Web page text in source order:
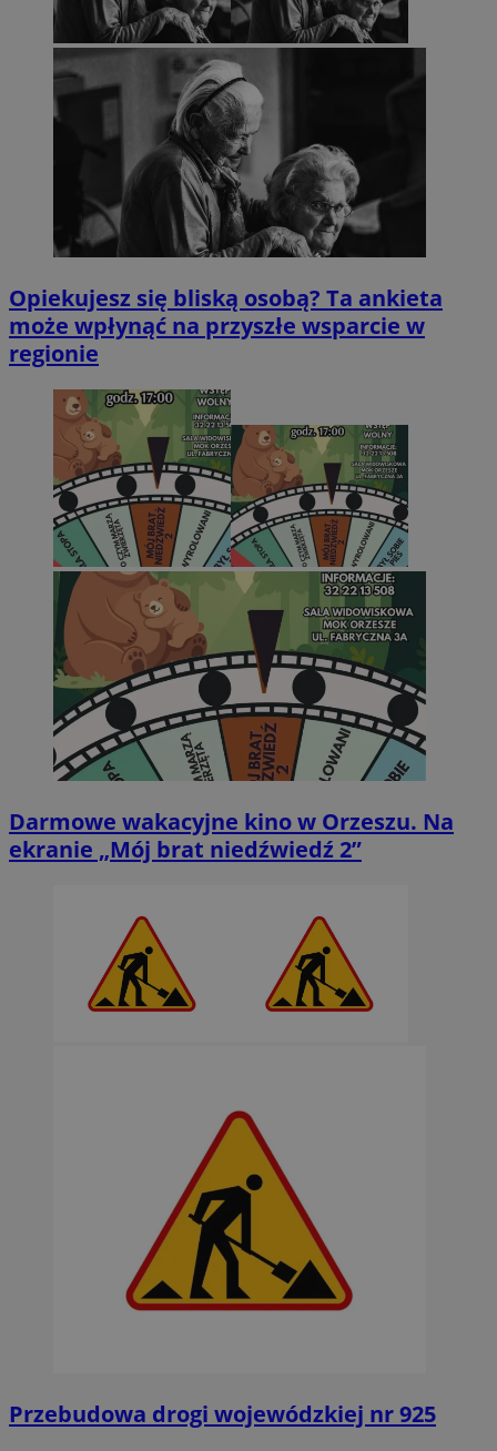
Opiekujesz się bliską osobą? Ta ankieta
może wpłynąć na przyszłe wsparcie w
regionie
Darmowe wakacyjne kino w Orzeszu. Na
ekranie „Mój brat niedźwiedź 2”
Przebudowa drogi wojewódzkiej nr 925